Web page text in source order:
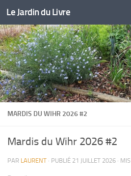
Skip to content
Le Jardin du Livre
MARDIS DU WIHR 2026 #2
Mardis du Wihr 2026 #2
PAR LAURENT · PUBLIÉ 21 JUILLET 2026 ·